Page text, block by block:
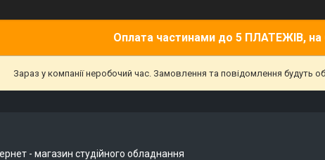
Оплата частинами до 5 ПЛАТЕЖІВ, на
Зараз у компанії неробочий час. Замовлення та повідомлення будуть
- магазин студійного обладнання